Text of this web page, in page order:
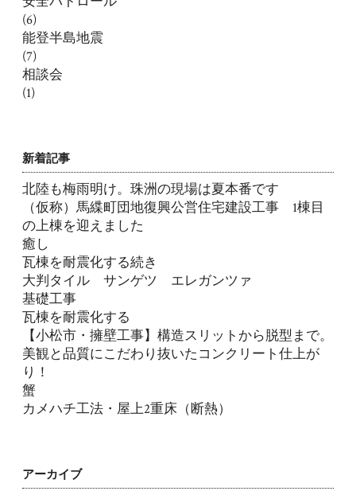
(6)
能登半島地震
(7)
相談会
(1)
新着記事
北陸も梅雨明け。珠洲の現場は夏本番です
（仮称）馬緤町団地復興公営住宅建設工事 1棟目
の上棟を迎えました
癒し
瓦棟を耐震化する続き
大判タイル サンゲツ エレガンツァ
基礎工事
瓦棟を耐震化する
【小松市・擁壁工事】構造スリットから脱型まで。
美観と品質にこだわり抜いたコンクリート仕上が
り！
蟹
カメハチ工法・屋上2重床（断熱）
アーカイブ